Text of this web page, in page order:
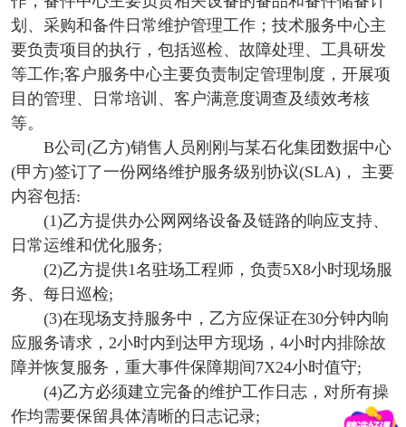
划、采购和备件日常维护管理工作；技术服务中心主
要负责项目的执行，包括巡检、故障处理、工具研发
等工作;客户服务中心主要负责制定管理制度，开展项
目的管理、日常培训、客户满意度调查及绩效考核
等。
B公司(乙方)销售人员刚刚与某石化集团数据中心
(甲方)签订了一份网络维护服务级别协议(SLA)， 主要
内容包括:
(1)乙方提供办公网网络设备及链路的响应支持、
日常运维和优化服务;
(2)乙方提供1名驻场工程师，负责5X8小时现场服
务、每日巡检;
(3)在现场支持服务中，乙方应保证在30分钟内响
应服务请求，2小时内到达甲方现场，4小时内排除故
障并恢复服务，重大事件保障期间7X24小时值守;
(4)乙方必须建立完备的维护工作日志，对所有操
作均需要保留具体清晰的日志记录;